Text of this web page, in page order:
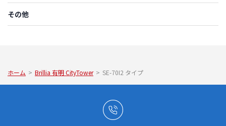
その他
ホーム > Brillia 有明 CityTower > SE-70I2 タイプ